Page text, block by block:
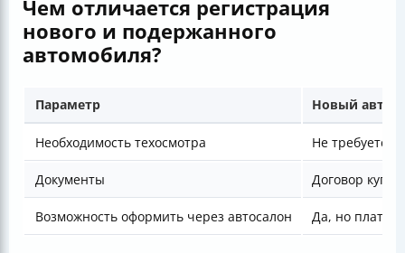
Чем отличается регистрация
нового и подержанного
автомобиля?
Параметр Новый
Необходимость техосмотра Не требуется
Документы Договор
Возможность оформить через автосалон Да, но платно